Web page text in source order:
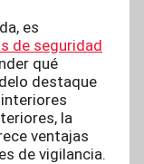
es
de seguridad
qué
destaque
la
ventajas
de vigilancia.